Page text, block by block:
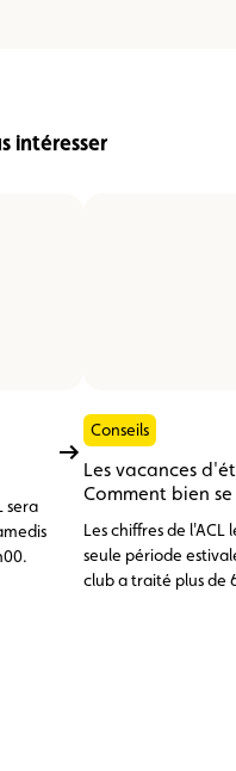
intéresser
sera
Conseils
Les vacances
Comment bien
Les chiffres de
seule période
club a traité plus de